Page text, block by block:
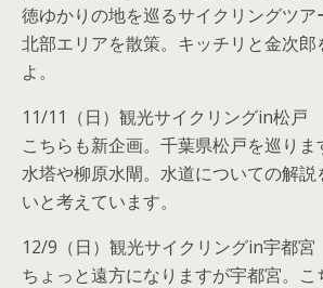
徳ゆかりの地を巡るサイクリングツ
北部エリアを散策。キッチリと金次郎
よ。
11/11（日）観光サイクリングin松戸
こちらも新企画。千葉県松戸を巡り
水塔や柳原水閘。水道についての解説
いと考えています。
12/9（日）観光サイクリングin宇都宮
ちょっと遠方になりますが宇都宮。こ